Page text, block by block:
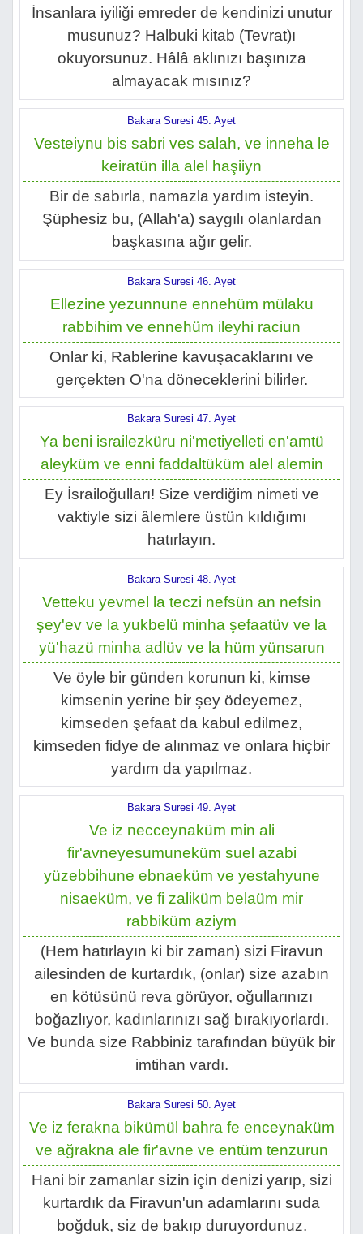
İnsanlara iyiliği emreder de kendinizi unutur
musunuz? Halbuki kitab (Tevrat)ı
okuyorsunuz. Hâlâ aklınızı başınıza
almayacak mısınız?
Bakara Suresi 45. Ayet
Vesteiynu bis sabri ves salah, ve inneha le
keiratün illa alel haşiiyn
Bir de sabırla, namazla yardım isteyin.
Şüphesiz bu, (Allah'a) saygılı olanlardan
başkasına ağır gelir.
Bakara Suresi 46. Ayet
Ellezine yezunnune ennehüm mülaku
rabbihim ve ennehüm ileyhi raciun
Onlar ki, Rablerine kavuşacaklarını ve
gerçekten O'na döneceklerini bilirler.
Bakara Suresi 47. Ayet
Ya beni israilezküru ni'metiyelleti en'amtü
aleyküm ve enni faddaltüküm alel alemin
Ey İsrailoğulları! Size verdiğim nimeti ve
vaktiyle sizi âlemlere üstün kıldığımı
hatırlayın.
Bakara Suresi 48. Ayet
Vetteku yevmel la teczi nefsün an nefsin
şey'ev ve la yukbelü minha şefaatüv ve la
yü'hazü minha adlüv ve la hüm yünsarun
Ve öyle bir günden korunun ki, kimse
kimsenin yerine bir şey ödeyemez,
kimseden şefaat da kabul edilmez,
kimseden fidye de alınmaz ve onlara hiçbir
yardım da yapılmaz.
Bakara Suresi 49. Ayet
Ve iz necceynaküm min ali
fir'avneyesumuneküm suel azabi
yüzebbihune ebnaeküm ve yestahyune
nisaeküm, ve fi zaliküm belaüm mir
rabbiküm aziym
(Hem hatırlayın ki bir zaman) sizi Firavun
ailesinden de kurtardık, (onlar) size azabın
en kötüsünü reva görüyor, oğullarınızı
boğazlıyor, kadınlarınızı sağ bırakıyorlardı.
Ve bunda size Rabbiniz tarafından büyük bir
imtihan vardı.
Bakara Suresi 50. Ayet
Ve iz ferakna bikümül bahra fe enceynaküm
ve ağrakna ale fir'avne ve entüm tenzurun
Hani bir zamanlar sizin için denizi yarıp, sizi
kurtardık da Firavun'un adamlarını suda
boğduk, siz de bakıp duruyordunuz.